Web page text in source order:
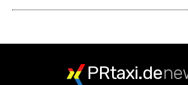
PRtaxi.de